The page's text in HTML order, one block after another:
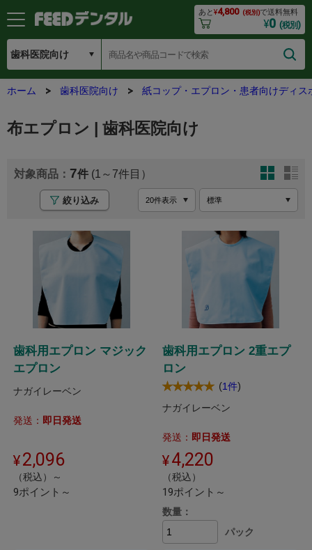
あと¥4,800 (税別)で送料無料
¥0 (税別)
ホーム 歯科医院向け 紙コップ・エプロン・患者向けディス
布エプロン | 歯科医院向け
7 (1～7
絞り込み
歯科用エプロン マジック
エプロン
ナガイレーベン
発送： 即日発送
2,096
（税込）～
9ポイント～
歯科用エプロン 2重エプ
ロン
(1件)
ナガイレーベン
発送： 即日発送
4,220
（税込）
19ポイント～
数量：
パック